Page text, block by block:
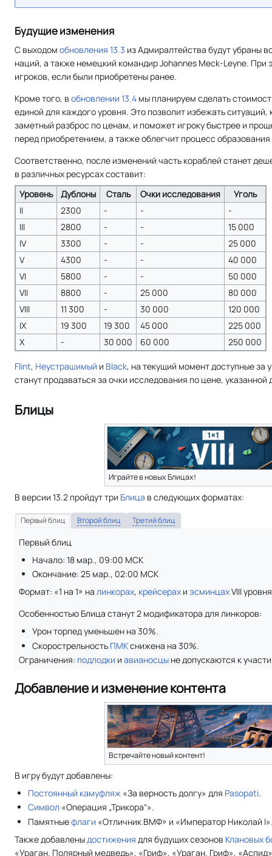
Будущие изменения
С выходом обновления 13.3 из Адмиралтейства будут убраны
наций, а также немецкий командир Johannes Meck-Leyne. При
игроков, если были приобретены ранее.
Кроме того, в обновлении 13.4 мы планируем сделать
единой для каждого уровня. Это позволит избежать ситуаций,
заметный разброс по ценам, и поможет игроку быстрее и
перед приобретением, а также облегчит процесс
Соответственно, после изменений часть кораблей станет
в различных ресурсах составит:
Уровень
Дублоны Сталь Очки исследования
Уголь
II
2300 - -
-
III
2800 - -
15 000
IV
3300 - -
25 000
V
4300 - -
40 000
VI
5800 - -
50 000
VII
8800 - 25 000
80 000
VIII
11 300 - 30 000
120 000
IX
19 300 19 300 45 000
225 000
X
- 30 000 60 000 250 000
Flint, Неустрашимый и Black, на текущий момент доступные за
станут продаваться за очки исследования по цене,
Блицы
Играйте в новых Блицах!
В версии 13.2 пройдут три Блица в следующих форматах:
Первый блиц Второй блиц Третий блиц
Первый блиц
Начало: 18 мар., 09:00 МСК
Окончание: 25 мар., 02:00 МСК
Формат: «1 на 1» на линкорах, крейсерах и эсминцахVIII
Особенностью Блица станут 2 модификатора для линкоров:
Урон торпед уменьшен на 30%.
Скорострельность ПМКснижена на 30%.
Ограничения: подлодки и авианосцы не допускаются к
Добавление и изменение контента
Встречайте новый контент!
В игру будут добавлены:
Постоянный камуфляж «За верность долгу» для Pasopati.
Символ «Операция „Трикора“».
Памятныефлаги «Отличник ВМФ» и «Император Николай
Также добавлены достижения для будущих сезонов Клановых
«Ураган. Полярный медведь», «Гриф», «Ураган. Гриф»,